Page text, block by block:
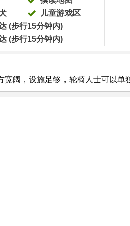
儿童游戏区
(步行15分钟内)
(步行15分钟内)
宽阔，设施足够，轮椅人士可以单